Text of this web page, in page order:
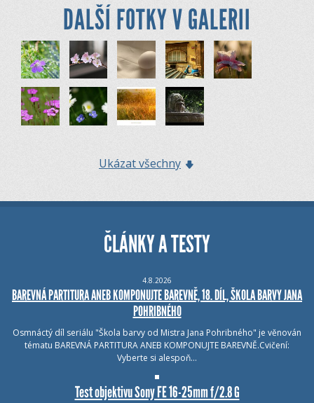
DALŠÍ FOTKY V GALERII
Ukázat všechny
ČLÁNKY A TESTY
4.8.2026
BAREVNÁ PARTITURA ANEB KOMPONUJTE BAREVNĚ, 18. DÍL, ŠKOLA BARVY JANA
POHRIBNÉHO
Osmnáctý díl seriálu "Škola barvy od Mistra Jana Pohribného" je věnován
tématu BAREVNÁ PARTITURA ANEB KOMPONUJTE BAREVNĚ.Cvičení:
Vyberte si alespoň…
Test objektivu Sony FE 16-25mm f/2.8 G